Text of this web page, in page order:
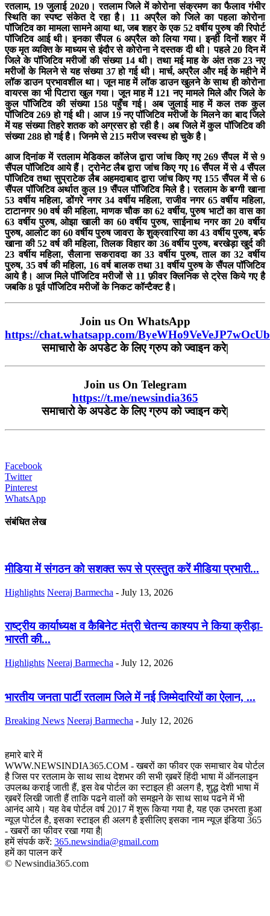
रतलाम, 19 जुलाई 2020। रतलाम जिले में कोरोना संक्रमण का फैलाव गंभीर
स्थिति का स्पष्ट संकेत दे रहा है। 11 अप्रैल को जिले का पहला कोरोना
पॉजिटिव का मामला सामने आया था, जब शहर के एक 52 वर्षीय पुरुष की रिपोर्ट
पॉजिटिव आई थी। इनका सैंपल 6 अप्रैल को लिया गया। इन्ही दिनों शहर में
एक मृत व्यक्ति के माध्यम से इंदौर से कोरोना ने दस्तक दी थी। पहले 20 दिन में
जिले के पॉजिटिव मरीजों की संख्या 14 थी। तथा मई माह के अंत तक 23 नए
मरीजों के मिलने से यह संख्या 37 हो गई थी। मार्च, अप्रैल और मई के महीने में
लॉक डाउन प्रभावशील था। जून माह में लॉक डाउन खुलने के साथ ही कोरोना
वायरस का भी पिटारा खुल गया। जून माह में 121 नए मामले मिले और जिले के
कुल पॉजिटिव की संख्या 158 पहुँच गई। अब जुलाई माह में कल तक कुल
पॉजिटिव 269 हो गई थी। आज 19 नए पॉजिटिव मरीजों के मिलने का बाद जिले
में यह संख्या तिहरे शतक को अग्रसर हो रही है। अब जिले में कुल पॉजिटिव की
संख्या 288 हो गई है। जिनमे से 215 मरीज स्वस्थ हो चुके है।
आज दिनांक में रतलाम मेडिकल कॉलेज द्वारा जांच किए गए 269 सैंपल में से 9
सैंपल पॉजिटिव आये हैं। ट्रोनेट लैब द्वारा जांच किए गए 16 सैंपल में से 4 सैंपल
पॉजिटिव तथा सुप्राटेक लैब अहमदाबाद द्वारा जांच किए गए 155 सैंपल में से 6
सैंपल पॉजिटिव अर्थात कुल 19 सैंपल पॉजिटिव मिले है। रतलाम के बग्गी खाना
53 वर्षीय महिला, डोंगरे नगर 34 वर्षीय महिला, राजीव नगर 65 वर्षीय महिला,
टाटानगर 90 वर्ष की महिला, माणक चौक का 62 वर्षीय, पुरुष भाटों का वास का
63 वर्षीय पुरुष, ओझा खाली का 60 वर्षीय पुरुष, साईनाथ नगर का 20 वर्षीय
पुरुष, आलोट का 60 वर्षीय पुरुष जावरा के शुक्रवारिया का 43 वर्षीय पुरुष, बर्फ
खाना की 52 वर्ष की महिला, तिलक विहार का 36 वर्षीय पुरुष, बरखेड़ा खुर्द की
23 वर्षीय महिला, सैलाना सकरावदा का 33 वर्षीय पुरुष, ताल का 32 वर्षीय
पुरुष, 35 वर्ष की महिला, 16 वर्ष बालक तथा 31 वर्षीय पुरुष के सैंपल पॉजिटिव
आये है। आज मिले पॉजिटिव मरीजों से 11 फ़ीवर क्लिनिक से ट्रेस किये गए है
जबकि 8 पूर्व पॉजिटिव मरीजों के निकट कॉन्टैक्ट है।
Join us On WhatsApp
https://chat.whatsapp.com/
समाचारो के अपडेट के लिए ग्रुप को ज्वाइन करे|
Join us On Telegram
https://t.me/newsindia365
समाचारो के अपडेट के लिए ग्रुप को ज्वाइन करे|
Facebook
Twitter
Pinterest
WhatsApp
संबंधित लेख
मीडिया में संगठन को सशक्त रूप से प्रस्तुत करें मीडिया प्रभारी...
Highlights Neeraj Barmecha - July 13, 2026
राष्ट्रीय कार्याध्यक्ष व कैबिनेट मंत्री चेतन्य काश्यप ने किया क्रीड़ा-
भारती की...
Highlights Neeraj Barmecha - July 12, 2026
भारतीय जनता पार्टी रतलाम जिले में नई जिम्मेदारियों का ऐलान, ...
Breaking News Neeraj Barmecha - July 12, 2026
हमारे बारे में
WWW.NEWSINDIA365.COM - खबरों का फीवर एक समाचार वेब पोर्टल
है जिस पर रतलाम के साथ साथ देशभर की सभी ख़बरें हिंदी भाषा में ऑनलाइन
उपलब्ध कराई जाती हैं, इस वेब पोर्टल का स्टाइल ही अलग है, शुद्ध देशी भाषा में
ख़बरें लिखी जाती हैं ताकि पढने वालों को समझने के साथ साथ पढने में भी
आनंद आये। यह वेब पोर्टल वर्ष 2017 में शुरू किया गया है, यह एक उभरता हुआ
न्यूज़ पोर्टल है, इसका स्टाइल ही अलग है इसीलिए इसका नाम न्यूज़ इंडिया 365
- खबरों का फीवर रखा गया है|
हमें संपर्क करें: 365.newsindia@gmail.com
हमें का पालन करें
© Newsindia365.com